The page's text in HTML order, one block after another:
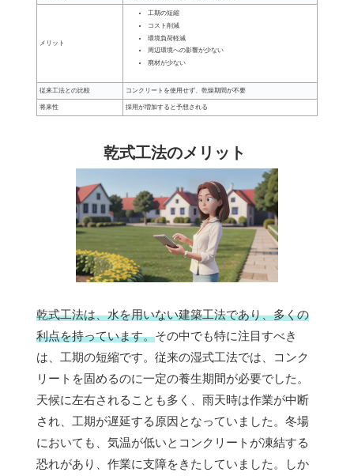
メリット
工期の短縮
コスト削減
環境負荷軽減
周辺環境への影響が少ない
廃材が少ない
従来工法との比較 コンクリートを使用せず、乾燥期間が不要
将来性 採用が増加すると予想される
乾式工法のメリット
乾式工法は、水を用いない建築工法であり、多くの
利点を持っています。その中でも特に注目すべき
は、工期の短縮です。従来の湿式工法では、コンク
リートを固めるのに一定の養生期間が必要でした。
天候に左右されることも多く、雨天時は作業が中断
され、工期が遅延する原因となっていました。冬場
においても、気温が低いとコンクリートが凍結する
恐れがあり、作業に支障をきたしていました。しか